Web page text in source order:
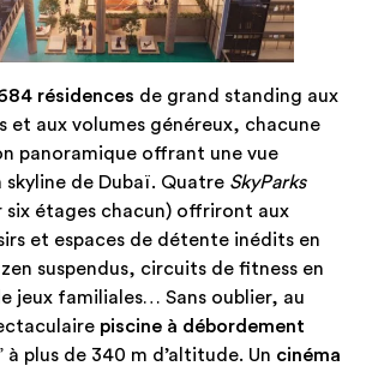
résidences de grand standing aux
et aux volumes généreux, chacune
panoramique offrant une vue
skyline de Dubaï. Quatre SkyParks
six étages chacun) offriront aux
et espaces de détente inédits en
suspendus, circuits de fitness en
jeux familiales… Sans oublier, au
piscine à débordement
à plus de 340 m d’altitude. Un cinéma